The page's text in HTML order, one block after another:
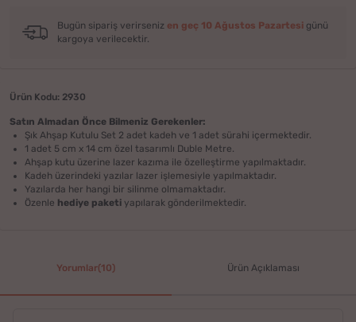
Bugün sipariş verirseniz en geç 10 Ağustos Pazartesi günü
kargoya verilecektir.
Ürün Kodu: 2930
Satın Almadan Önce Bilmeniz Gerekenler:
Şık Ahşap Kutulu Set 2 adet kadeh ve 1 adet sürahi içermektedir.
1 adet 5 cm x 14 cm özel tasarımlı Duble Metre.
Ahşap kutu üzerine lazer kazıma ile özelleştirme yapılmaktadır.
Kadeh üzerindeki yazılar lazer işlemesiyle yapılmaktadır.
Yazılarda her hangi bir silinme olmamaktadır.
Özenle hediye paketi yapılarak gönderilmektedir.
Yorumlar(10) Ürün Açıklaması